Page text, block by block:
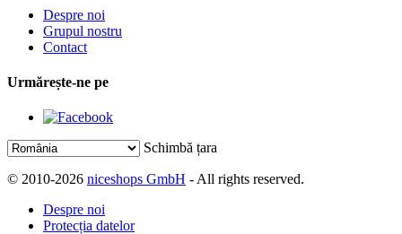
Despre noi
Grupul nostru
Contact
Urmărește-ne pe
Schimbă țara
© 2010-2026 niceshops GmbH - All rights reserved.
Despre noi
Protecția datelor